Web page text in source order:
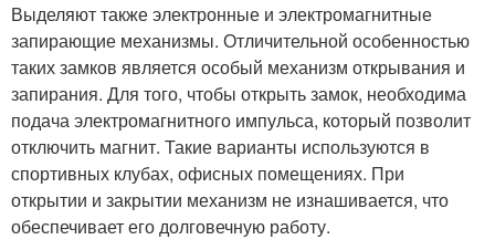
Выделяют также электронные и электромагнитные
запирающие механизмы. Отличительной особенностью
таких замков является особый механизм открывания и
запирания. Для того, чтобы открыть замок, необходима
подача электромагнитного импульса, который позволит
отключить магнит. Такие варианты используются в
спортивных клубах, офисных помещениях. При
открытии и закрытии механизм не изнашивается, что
обеспечивает его долговечную работу.